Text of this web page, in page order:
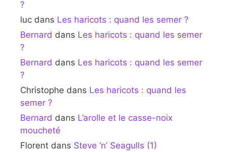
?
luc dans Les haricots : quand les semer ?
Bernard dans Les haricots : quand les semer
?
Bernard dans Les haricots : quand les semer
?
Christophe dans Les haricots : quand les
semer ?
Bernard dans L’arolle et le casse-noix
moucheté
Florent dans Steve ‘n’ Seagulls (1)